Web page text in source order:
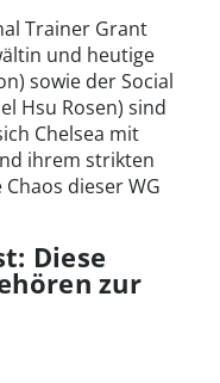
Trainer Grant
und heutige
sowie der Social
Hsu Rosen) sind
Chelsea mit
ihrem strikten
dieser WG
Diese
zur